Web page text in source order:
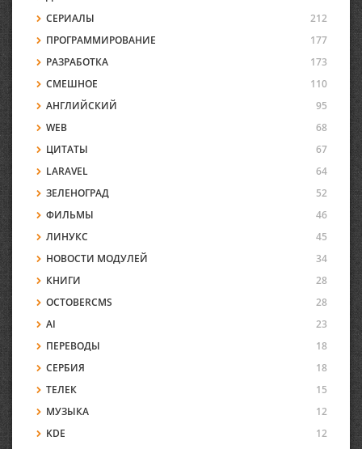
СЕРИАЛЫ
212
ПРОГРАММИРОВАНИЕ
177
РАЗРАБОТКА
173
СМЕШНОЕ
110
АНГЛИЙСКИЙ
95
WEB
68
ЦИТАТЫ
67
LARAVEL
64
ЗЕЛЕНОГРАД
52
ФИЛЬМЫ
46
ЛИНУКС
45
НОВОСТИ МОДУЛЕЙ
34
КНИГИ
28
OCTOBERCMS
28
AI
23
ПЕРЕВОДЫ
18
СЕРБИЯ
18
ТЕЛЕК
15
МУЗЫКА
12
KDE
12